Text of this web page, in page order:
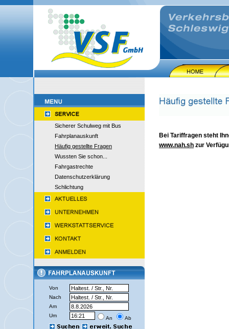
Sicherer Schulweg mit Bus
Fahrplanauskunft
Häufig gestellte Fragen
Wussten Sie schon...
Fahrgastrechte
Datenschutzerklärung
Schlichtung
Von
Nach
Am
Um
An Ab
Bei Tariffragen steht
www.nah.sh zur